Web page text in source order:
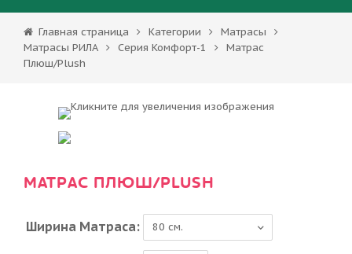
Главная страница Категории
Матрасы
Матрасы РИЛА
Серия Комфорт-1
Матрас
Плюш/Plush
МАТРАС ПЛЮШ/PLUSH
Ширина Матраса: